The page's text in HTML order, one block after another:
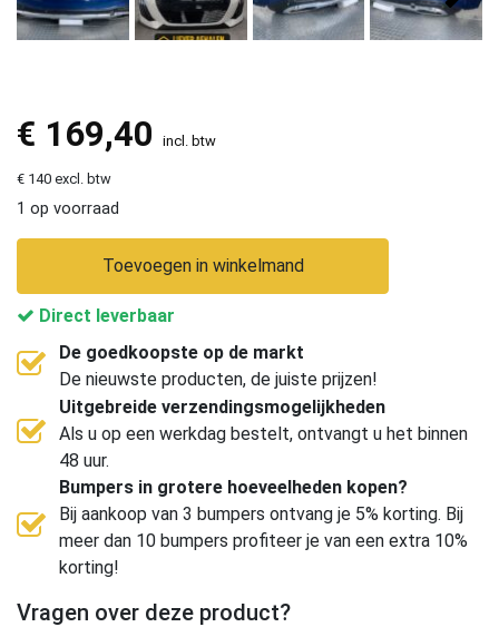
€ 169,40 incl. btw
€ 140 excl. btw
1 op voorraad
Toevoegen in winkelmand
Direct leverbaar
De goedkoopste op de markt
De nieuwste producten, de juiste prijzen!
Uitgebreide verzendingsmogelijkheden
Als u op een werkdag bestelt, ontvangt u het binnen
48 uur.
Bumpers in grotere hoeveelheden kopen?
Bij aankoop van 3 bumpers ontvang je 5% korting. Bij
meer dan 10 bumpers profiteer je van een extra 10%
korting!
Vragen over deze product?